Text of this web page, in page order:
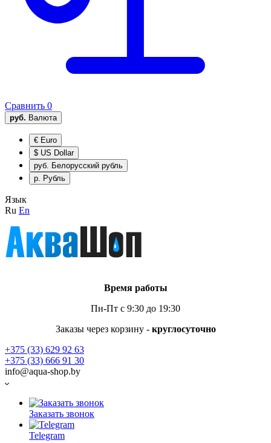
Сравнить 0
руб. Валюта
€ Euro
$ US Dollar
руб. Белорусский рубль
р. Рубль
Язык
Ru En
Время работы
Пн-Пт с 9:30 до 19:30
Заказы через корзину - круглосуточно
+375 (33) 629 92 63
+375 (33) 666 91 30
info@aqua-shop.by
Заказать звонок
Telegram